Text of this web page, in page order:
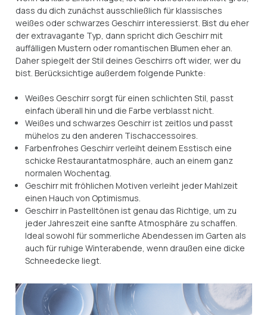
dass du dich zunächst ausschließlich für klassisches
weißes oder schwarzes Geschirr interessierst. Bist du eher
der extravagante Typ, dann spricht dich Geschirr mit
auffälligen Mustern oder romantischen Blumen eher an.
Daher spiegelt der Stil deines Geschirrs oft wider, wer du
bist. Berücksichtige außerdem folgende Punkte:
Weißes Geschirr sorgt für einen schlichten Stil, passt
einfach überall hin und die Farbe verblasst nicht.
Weißes und schwarzes Geschirr ist zeitlos und passt
mühelos zu den anderen Tischaccessoires.
Farbenfrohes Geschirr verleiht deinem Esstisch eine
schicke Restaurantatmosphäre, auch an einem ganz
normalen Wochentag.
Geschirr mit fröhlichen Motiven verleiht jeder Mahlzeit
einen Hauch von Optimismus.
Geschirr in Pastelltönen ist genau das Richtige, um zu
jeder Jahreszeit eine sanfte Atmosphäre zu schaffen.
Ideal sowohl für sommerliche Abendessen im Garten als
auch für ruhige Winterabende, wenn draußen eine dicke
Schneedecke liegt.